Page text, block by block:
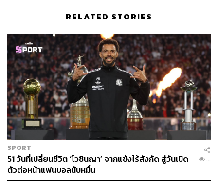
RELATED STORIES
SPORT
51 วันที่เปลี่ยนชีวิต ‘โวซินญา’ จากแข้งไร้สังกัด สู่วันเปิด
ตัวต่อหน้าแฟนบอลนับหมื่น
...